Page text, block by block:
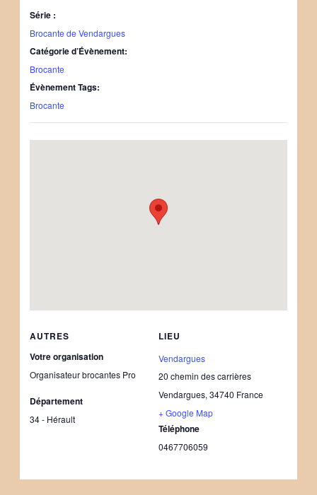
Série :
Brocante de Vendargues
Catégorie d’Évènement:
Brocante
Évènement Tags:
Brocante
LIEU
Vendargues
20 chemin des carrières
Vendargues, 34740 France
+ Google Map
Téléphone
0467706059
AUTRES
Votre organisation
Organisateur brocantes Pro
Département
34 - Hérault